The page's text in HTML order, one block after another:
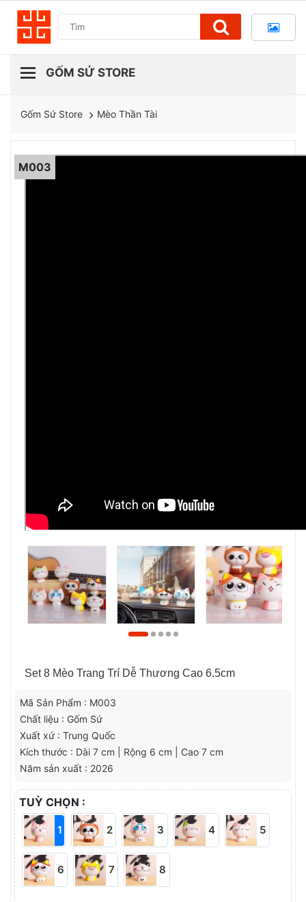
Gốm Sứ Store Mèo Thần Tài
M003
Set 8 Mèo Trang Trí Dễ Thương Cao 6.5cm
Mã Sản Phẩm : M003
Chất liệu : Gốm Sứ
Xuất xứ : Trung Quốc
Kích thước : Dài 7 cm | Rộng 6 cm | Cao 7 cm
Năm sản xuất : 2026
TUỲ CHỌN :
1 2 3 4 5
6 7 8